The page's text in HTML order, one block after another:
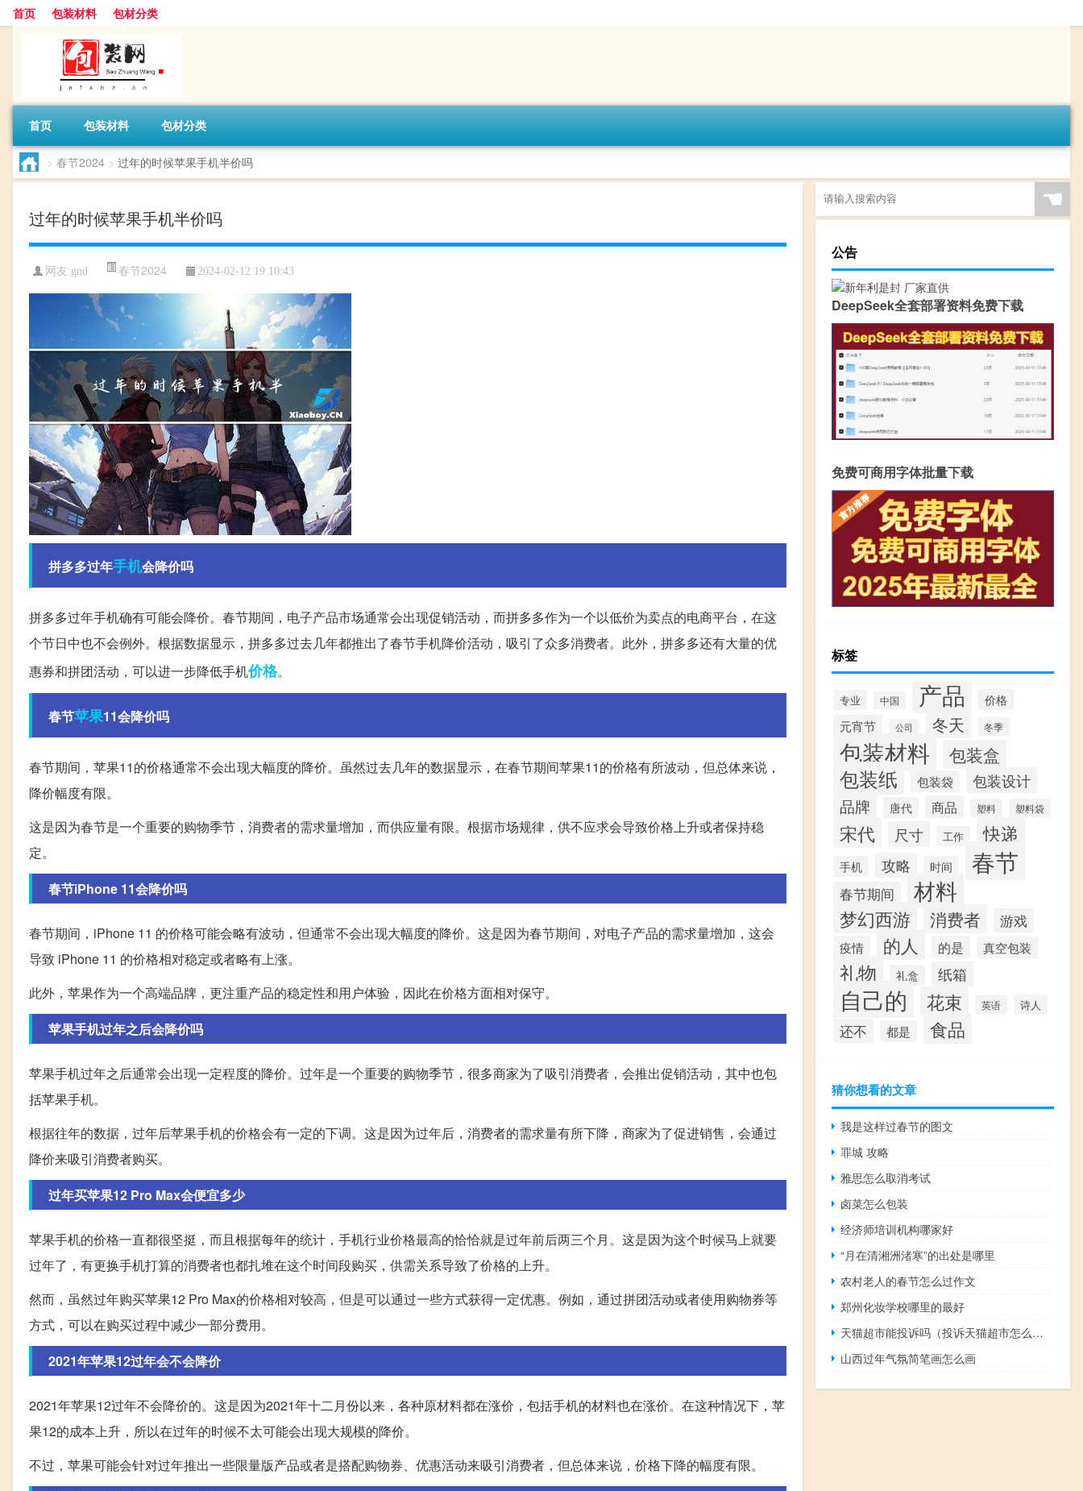
首页 包装材料 包材分类
首页 包装材料 包材分类
> 春节2024 > 过年的时候苹果手机半价吗
过年的时候苹果手机半价吗
网友:gnd 春节2024 2024-02-12 19:10:43
拼多多过年手机会降价吗
拼多多过年手机确有可能会降价。春节期间，电子产品市场通常会出现促销活动，而拼多多作为一个以低价为卖点的电商平台，在这
个节日中也不会例外。根据数据显示，拼多多过去几年都推出了春节手机降价活动，吸引了众多消费者。此外，拼多多还有大量的优
惠券和拼团活动，可以进一步降低手机价格。
春节苹果11会降价吗
春节期间，苹果11的价格通常不会出现大幅度的降价。虽然过去几年的数据显示，在春节期间苹果11的价格有所波动，但总体来说，
降价幅度有限。
这是因为春节是一个重要的购物季节，消费者的需求量增加，而供应量有限。根据市场规律，供不应求会导致价格上升或者保持稳
定。
春节iPhone 11会降价吗
春节期间，iPhone 11 的价格可能会略有波动，但通常不会出现大幅度的降价。这是因为春节期间，对电子产品的需求量增加，这会
导致 iPhone 11 的价格相对稳定或者略有上涨。
此外，苹果作为一个高端品牌，更注重产品的稳定性和用户体验，因此在价格方面相对保守。
苹果手机过年之后会降价吗
苹果手机过年之后通常会出现一定程度的降价。过年是一个重要的购物季节，很多商家为了吸引消费者，会推出促销活动，其中也包
括苹果手机。
根据往年的数据，过年后苹果手机的价格会有一定的下调。这是因为过年后，消费者的需求量有所下降，商家为了促进销售，会通过
降价来吸引消费者购买。
过年买苹果12 Pro Max会便宜多少
苹果手机的价格一直都很坚挺，而且根据每年的统计，手机行业价格最高的恰恰就是过年前后两三个月。这是因为这个时候马上就要
过年了，有更换手机打算的消费者也都扎堆在这个时间段购买，供需关系导致了价格的上升。
然而，虽然过年购买苹果12 Pro Max的价格相对较高，但是可以通过一些方式获得一定优惠。例如，通过拼团活动或者使用购物券等
方式，可以在购买过程中减少一部分费用。
2021年苹果12过年会不会降价
2021年苹果12过年不会降价的。这是因为2021年十二月份以来，各种原材料都在涨价，包括手机的材料也在涨价。在这种情况下，苹
果12的成本上升，所以在过年的时候不太可能会出现大规模的降价。
不过，苹果可能会针对过年推出一些限量版产品或者是搭配购物券、优惠活动来吸引消费者，但总体来说，价格下降的幅度有限。
☚
公告
DeepSeek全套部署资料免费下载
免费可商用字体批量下载
标签
专业 中国 产品 价格
元宵节 公司 冬天 冬季
包装材料 包装盒
包装纸 包装袋 包装设计
品牌 唐代 商品 塑料 塑料袋
宋代 尺寸 工作 快递
手机 攻略 时间 春节
春节期间 材料
梦幻西游 消费者 游戏
疫情 的人 的是 真空包装
礼物 礼盒 纸箱
自己的 花束 英语 诗人
还不 都是 食品
猜你想看的文章
我是这样过春节的图文
罪城 攻略
雅思怎么取消考试
卤菜怎么包装
经济师培训机构哪家好
“月在清湘洲渚寒”的出处是哪里
农村老人的春节怎么过作文
郑州化妆学校哪里的最好
天猫超市能投诉吗（投诉天猫超市怎么投诉）
山西过年气氛简笔画怎么画